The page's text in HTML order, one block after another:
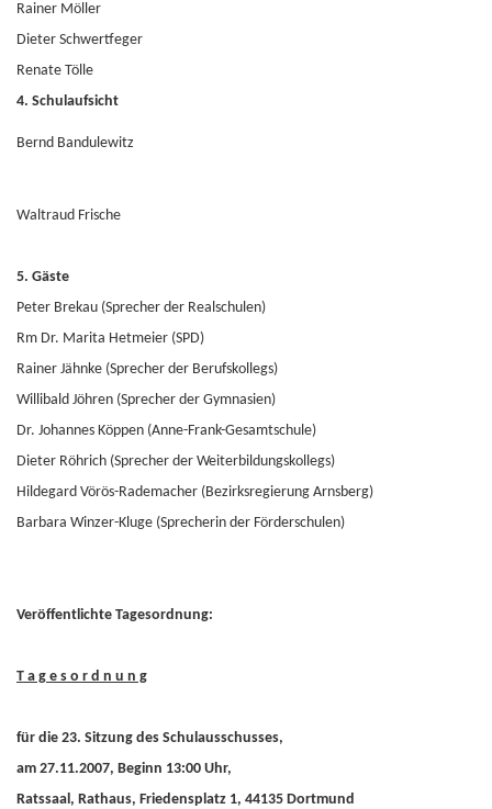
Rainer Möller
Dieter Schwertfeger
Renate Tölle
4. Schulaufsicht
Bernd Bandulewitz
Waltraud Frische
5. Gäste
Peter Brekau (Sprecher der Realschulen)
Rm Dr. Marita Hetmeier (SPD)
Rainer Jähnke (Sprecher der Berufskollegs)
Willibald Jöhren (Sprecher der Gymnasien)
Dr. Johannes Köppen (Anne-Frank-Gesamtschule)
Dieter Röhrich (Sprecher der Weiterbildungskollegs)
Hildegard Vörös-Rademacher (Bezirksregierung Arnsberg)
Barbara Winzer-Kluge (Sprecherin der Förderschulen)
Veröffentlichte Tagesordnung:
T a g e s o r d n u n g
für die 23. Sitzung des Schulausschusses,
am 27.11.2007, Beginn 13:00 Uhr,
Ratssaal, Rathaus, Friedensplatz 1, 44135 Dortmund